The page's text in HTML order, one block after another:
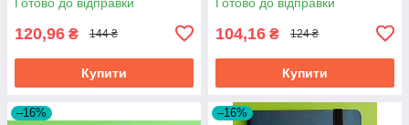
120,96 ₴ 144 ₴
Купити
104,16 ₴ 124 ₴
Купити
–16% –16%